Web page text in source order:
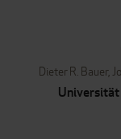
Dieter R. Bauer,
Universität